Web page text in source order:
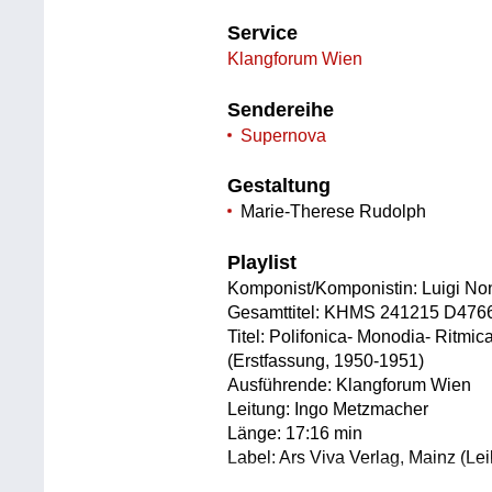
Service
Klangforum Wien
Sendereihe
Supernova
Gestaltung
Marie-Therese Rudolph
Playlist
Komponist/Komponistin: Luigi
Gesamttitel: KHMS 241215
Titel: Polifonica- Monodia-
(Erstfassung, 1950-1951)
Ausführende: Klangforum Wien
Leitung: Ingo Metzmacher
Länge: 17:16 min
Label: Ars Viva Verlag, Mainz